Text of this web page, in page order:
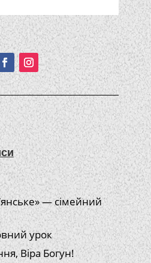
— сімейний
урок
Віра Богун!